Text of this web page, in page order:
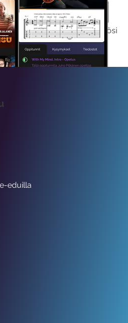
Ilmaiseksi
saat koko sisältömme käyttöösi
ajaksi.
eduilla